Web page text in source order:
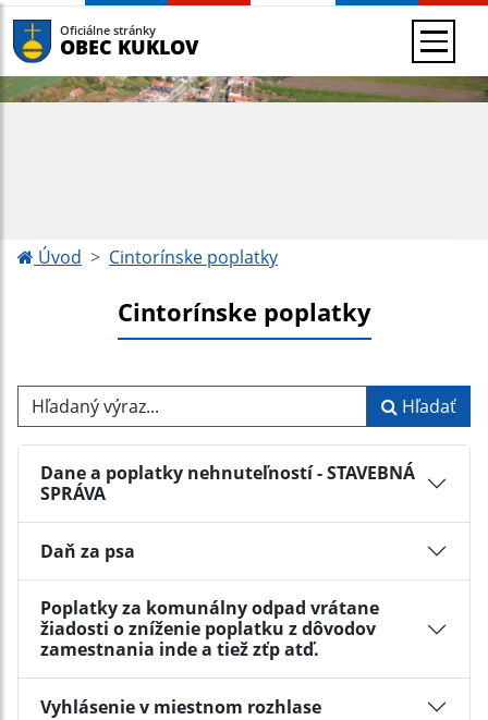
Oficiálne stránky
OBEC KUKLOV
Úvod Cintorínske poplatky
Cintorínske poplatky
Hľadaný výraz... Hľadať
Dane a poplatky nehnuteľností - STAVEBNÁ
SPRÁVA
Daň za psa
Poplatky za komunálny odpad vrátane
žiadosti o zníženie poplatku z dôvodov
zamestnania inde a tiež zťp atď.
Vyhlásenie v miestnom rozhlase